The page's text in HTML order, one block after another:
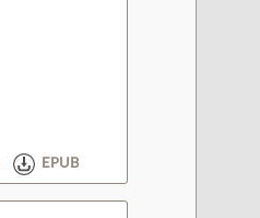
EPUB